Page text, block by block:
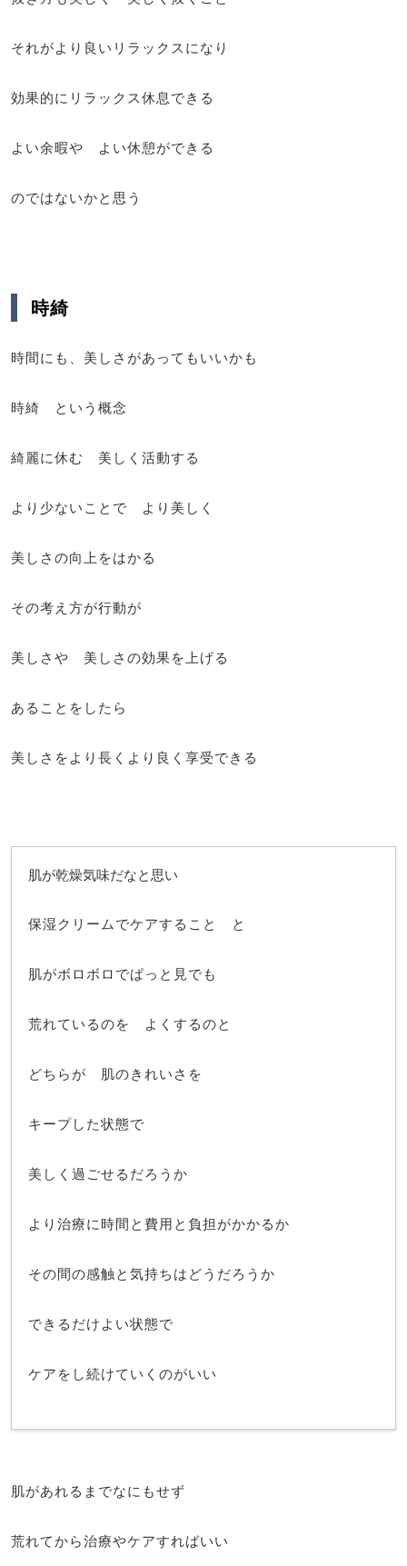
それがより良いリラックスになり
効果的にリラックス休息できる
よい余暇や よい休憩ができる
のではないかと思う
時綺
時間にも、美しさがあってもいいかも
時綺 という概念
綺麗に休む 美しく活動する
より少ないことで より美しく
美しさの向上をはかる
その考え方が行動が
美しさや 美しさの効果を上げる
あることをしたら
美しさをより長くより良く享受できる
肌が乾燥気味だなと思い
保湿クリームでケアすること と
肌がボロボロでぱっと見でも
荒れているのを よくするのと
どちらが 肌のきれいさを
キープした状態で
美しく過ごせるだろうか
より治療に時間と費用と負担がかかるか
その間の感触と気持ちはどうだろうか
できるだけよい状態で
ケアをし続けていくのがいい
肌があれるまでなにもせず
荒れてから治療やケアすればいい